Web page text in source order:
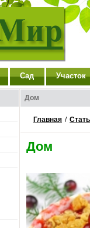
Сад Участок
Дом
Главная /
Дом